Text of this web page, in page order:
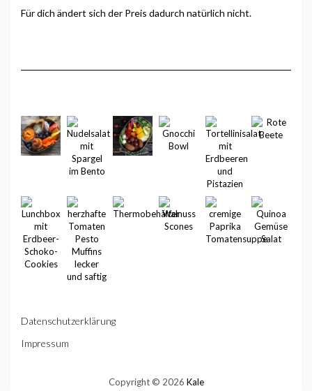
Für dich ändert sich der Preis dadurch natürlich nicht.
Datenschutzerklärung
Impressum
Copyright © 2026 Kale